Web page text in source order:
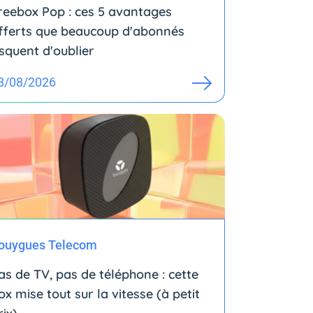
Pop : ces 5 avantages
que beaucoup d'abonnés
d'oublier
08/2026
Telecom
de TV, pas de téléphone : cette
mise tout sur la vitesse (à petit